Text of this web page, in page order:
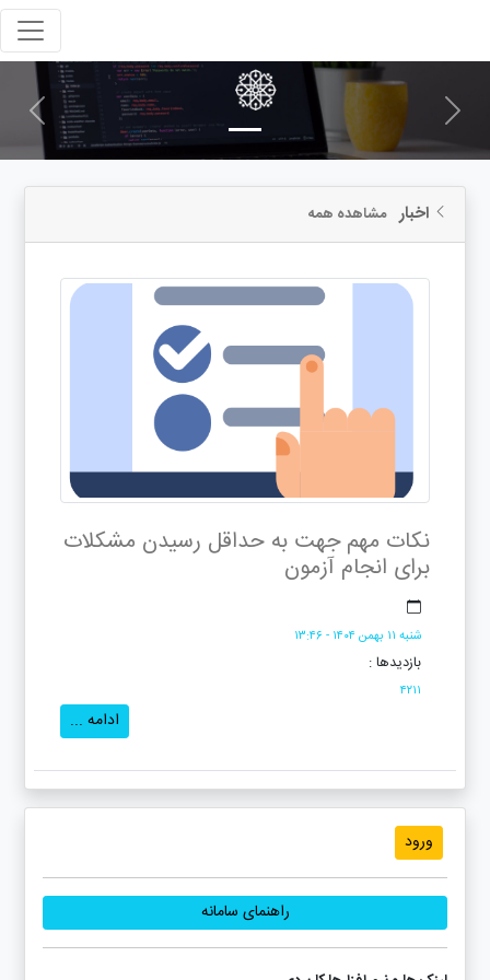
Previous
Next
اخبار مشاهده همه
نکات مهم جهت به حداقل رسیدن مشکلات
برای انجام آزمون
شنبه ۱۱ بهمن ۱۴۰۴ - ۱۳:۴۶
بازدیدها :
۴۲۱۱
ادامه ...
ورود
راهنمای سامانه